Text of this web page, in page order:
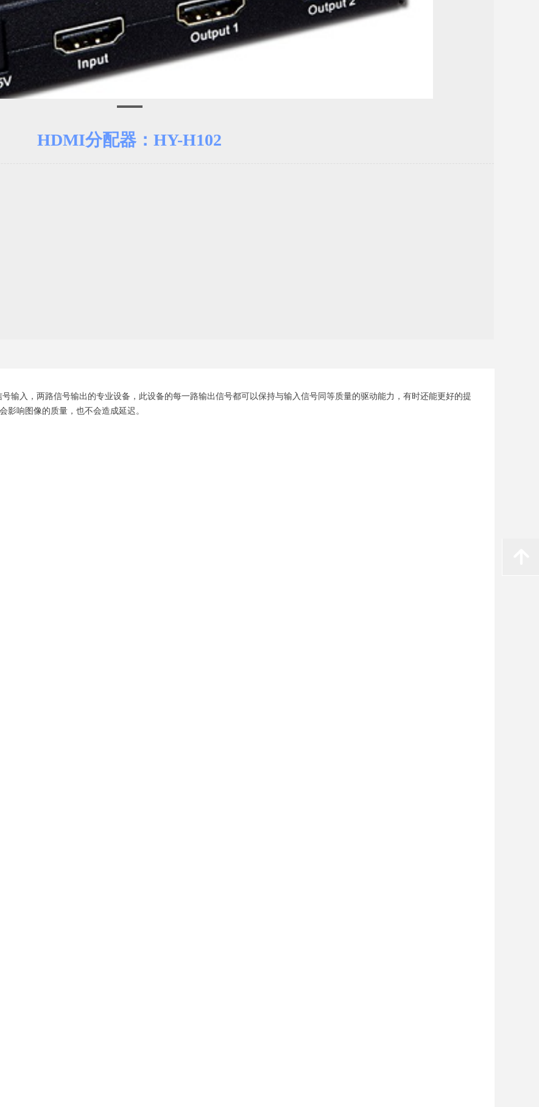
HDMI分配器：HY-H102
入，两路信号输出的专业设备，此设备的每一路输出信号都可以保持与输入信号同等质量的驱动能力，有时还能更好的提
影响图像的质量，也不会造成延迟。